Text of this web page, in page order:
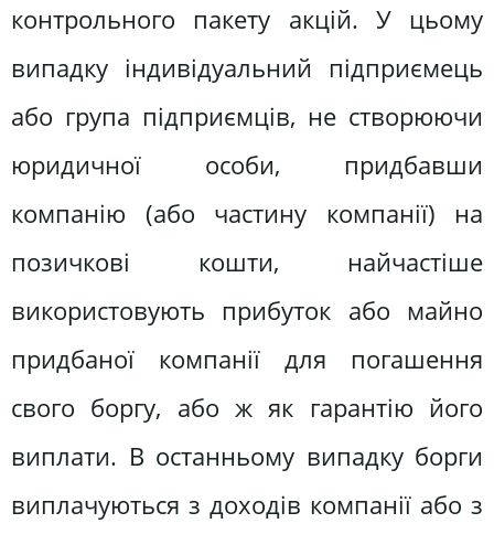
контрольного пакету акцій. У цьому
випадку індивідуальний підприємець
або група підприємців, не створюючи
юридичної особи, придбавши
компанію (або частину компанії) на
позичкові кошти, найчастіше
використовують прибуток або майно
придбаної компанії для погашення
свого боргу, або ж як гарантію його
виплати. В останньому випадку борги
виплачуються з доходів компанії або з